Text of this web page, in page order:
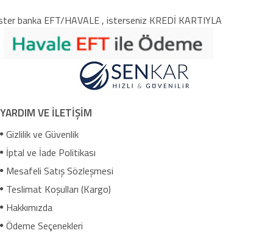
banka EFT/HAVALE , isterseniz KREDİ KARTIYLA
YARDIM VE İLETİŞİM
Gizlilik ve Güvenlik
İptal ve İade Politikası
Mesafeli Satış Sözleşmesi
Teslimat Koşulları (Kargo)
Hakkımızda
Ödeme Seçenekleri